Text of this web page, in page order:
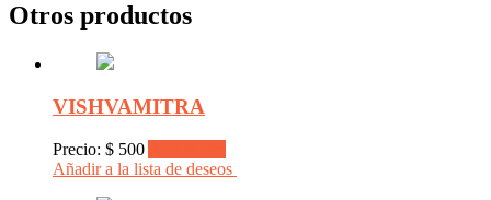
Otros productos
VISHVAMITRA
Precio: $ 500
Añadir a la lista de deseos